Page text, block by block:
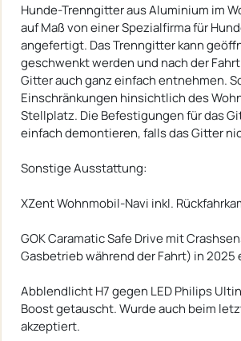
Hunde-Trenngitter aus Aluminium im
auf Maß von einer Spezialfirma für
angefertigt. Das Trenngitter kann
geschwenkt werden und nach der
Gitter auch ganz einfach entnehmen.
Einschränkungen hinsichtlich des
Stellplatz. Die Befestigungen für das
einfach demontieren, falls das Gitter
Sonstige Ausstattung:
XZent Wohnmobil-Navi inkl.
GOK Caramatic Safe Drive mit
Gasbetrieb während der Fahrt) in 2025
Abblendlicht H7 gegen LED Philips
Boost getauscht. Wurde auch beim
akzeptiert.